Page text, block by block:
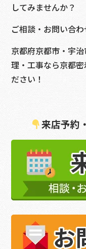
してみませんか？
ご相談・お問い合
京都府京都市・宇
理・工事なら京都
ださい！
来店予約